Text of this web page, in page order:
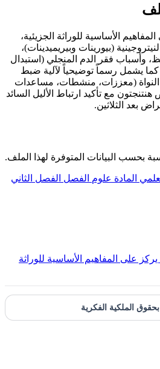
الأساسية للوراثة الجزيئية،
(بيورينات وبيريميدينات)،
وأسباب فقر الدم المنجلي (استبدال
كما يشمل رسماً توضيحياً لآلية ضبط
النواة (معززات، منشطات، مساعدات
مع تأكيد ارتباط الأليل السائد
بحسب البيانات المتوفرة لهذا الملف.
المادة علوم الفصل
الفصل الثاني
على المفاهيم الأساسية للوراثة
بحقوق الملكية الفكرية